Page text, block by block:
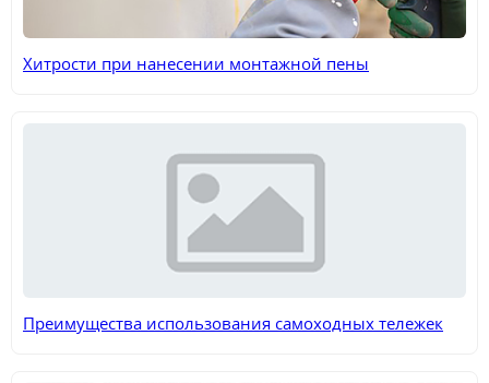
Хитрости при нанесении монтажной пены
Преимущества использования самоходных тележек